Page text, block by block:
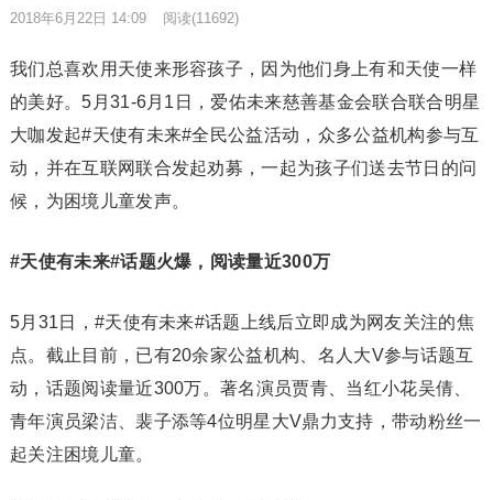
2018年6月22日 14:09 阅读(11692)
我们总喜欢用天使来形容孩子，因为他们身上有和天使一样
的美好。5月31-6月1日，爱佑未来慈善基金会联合联合明星
大咖发起#天使有未来#全民公益活动，众多公益机构参与互
动，并在互联网联合发起劝募，一起为孩子们送去节日的问
候，为困境儿童发声。
#天使有未来#话题火爆，阅读量近300万
5月31日，#天使有未来#话题上线后立即成为网友关注的焦
点。截止目前，已有20余家公益机构、名人大V参与话题互
动，话题阅读量近300万。著名演员贾青、当红小花吴倩、
青年演员梁洁、裴子添等4位明星大V鼎力支持，带动粉丝一
起关注困境儿童。